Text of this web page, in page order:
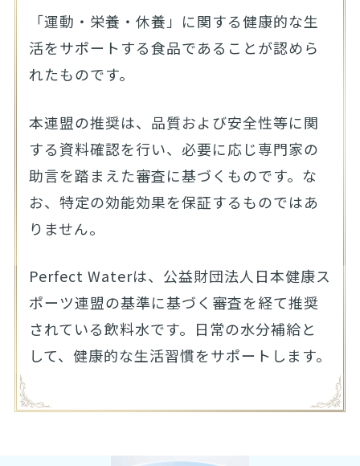
「運動・栄養・休養」に関する健康的な生
活をサポートする食品であることが認めら
れたものです。
本連盟の推奨は、品質および安全性等に関
する資料確認を行い、必要に応じ専門家の
助言を踏まえた審査に基づくものです。な
お、特定の効能効果を保証するものではあ
りません。
Perfect Waterは、公益財団法人日本健康ス
ポーツ連盟の基準に基づく審査を経て推奨
されている飲料水です。日常の水分補給と
して、健康的な生活習慣をサポートします。